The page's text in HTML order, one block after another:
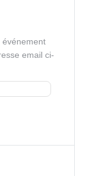
événement
email ci-